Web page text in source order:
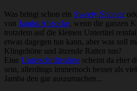
Was bringt schon ein Sweety Shooter
von Jamba Abzocke, wenn die ganzen
trotzdem auf die kleinen Untertitel
etwas dagegen tun kann, aber was soll
Klingeltöne und ätzende Ratten tun?
Eine Unterschriftenliste scheint da eher
sein, allerdings immernoch besser als
Jamba den gar auszumachen...